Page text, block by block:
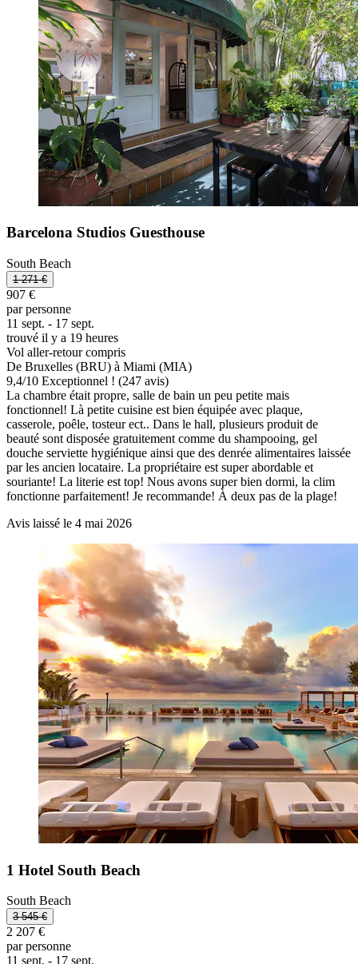
Barcelona Studios Guesthouse
South Beach
1 271 €
907 €
par personne
11 sept. - 17 sept.
trouvé il y a 19 heures
Vol aller-retour compris
De Bruxelles (BRU) à Miami (MIA)
9,4/10 Exceptionnel ! (247 avis)
La chambre était propre, salle de bain un peu petite mais
fonctionnel! Là petite cuisine est bien équipée avec plaque,
casserole, poêle, tosteur ect.. Dans le hall, plusieurs produit de
beauté sont disposée gratuitement comme du shampooing, gel
douche serviette hygiénique ainsi que des denrée alimentaires laissée
par les ancien locataire. La propriétaire est super abordable et
souriante! La literie est top! Nous avons super bien dormi, la clim
fonctionne parfaitement! Je recommande! À deux pas de la plage!
Avis laissé le 4 mai 2026
1 Hotel South Beach
South Beach
3 545 €
2 207 €
par personne
11 sept. - 17 sept.